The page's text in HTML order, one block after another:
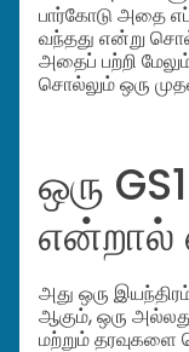
பார்கோடு அதை
வந்தது என்று
அதைப் பற்றி
சொல்லும் ஒரு
ஒரு
அது ஒரு
ஆகும், ஒரு
மற்றும்